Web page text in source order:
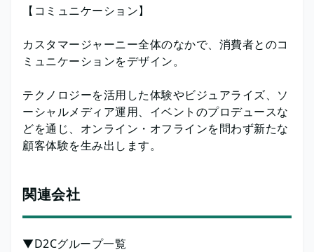
【コミュニケーション】
カスタマージャーニー全体のなかで、消費者とのコ
ミュニケーションをデザイン。
テクノロジーを活用した体験やビジュアライズ、ソ
ーシャルメディア運用、イベントのプロデュースな
どを通じ、オンライン・オフラインを問わず新たな
顧客体験を生み出します。
関連会社
▼D2Cグループ一覧